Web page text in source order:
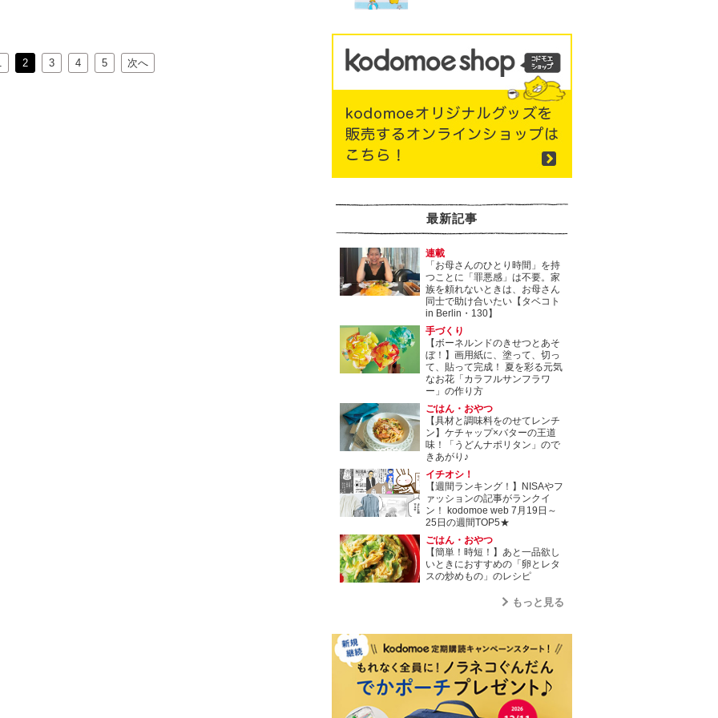
2 3 4 5 次へ
最新記事
連載
「お母さんのひとり時間」を持
つことに「罪悪感」は不要。家
族を頼れないときは、お母さん
同士で助け合いたい【タベコト
in Berlin・130】
手づくり
【ボーネルンドのきせつとあそ
ぼ！】画用紙に、塗って、切っ
て、貼って完成！ 夏を彩る元気
なお花「カラフルサンフラワ
ー」の作り方
ごはん・おやつ
【具材と調味料をのせてレンチ
ン】ケチャップ×バターの王道
味！「うどんナポリタン」ので
きあがり♪
イチオシ！
【週間ランキング！】NISAやフ
ァッションの記事がランクイ
ン！ kodomoe web 7月19日～
25日の週間TOP5★
ごはん・おやつ
【簡単！時短！】あと一品欲し
いときにおすすめの「卵とレタ
スの炒めもの」のレシピ
もっと見る